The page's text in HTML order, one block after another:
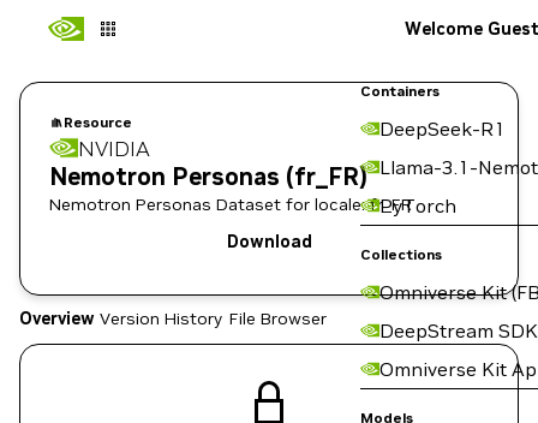
Containers
DeepSeek-R1
Llama-3.1-
PyTorch
Collections
Omniverse Kit
DeepStream SDK
Omniverse Kit
Models
Welcome Guest
Resource
NVIDIA
Nemotron Personas (fr_FR)
Nemotron Personas Dataset for locale: fr_FR
Download
Overview Version History File Browser